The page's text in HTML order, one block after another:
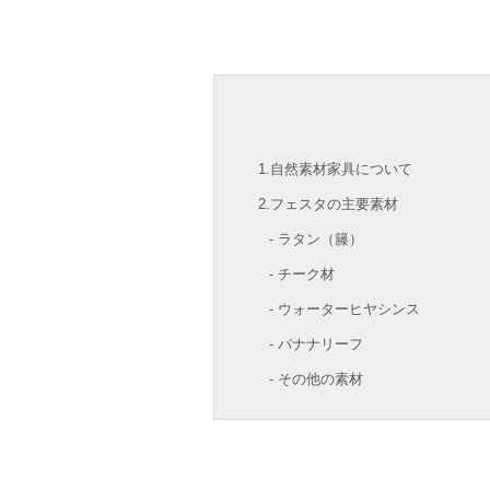
1.自然素材家具について
2.フェスタの主要素材
- ラタン（籐）
- チーク材
- ウォーターヒヤシンス
- バナナリーフ
- その他の素材